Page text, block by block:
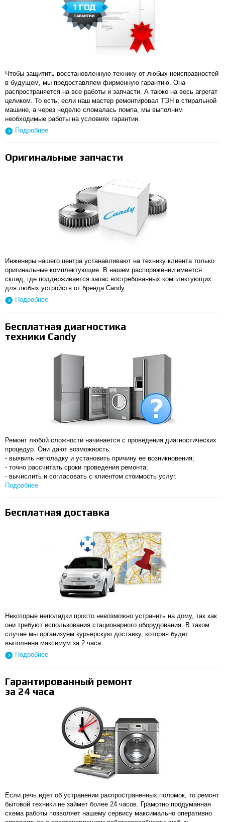
Чтобы защитить восстановленную технику от любых неисправностей
в будущем, мы предоставляем фирменную гарантию. Она
распространяется на все работы и запчасти. А также на весь агрегат
целиком. То есть, если наш мастер ремонтировал ТЭН в стиральной
машине, а через неделю сломалась помпа, мы выполним
необходимые работы на условиях гарантии.
Подробнее
Оригинальные запчасти
Инженеры нашего центра устанавливают на технику клиента только
оригинальные комплектующие. В нашем распоряжении имеется
склад, где поддерживается запас востребованных комплектующих
для любых устройств от бренда Candy.
Подробнее
Бесплатная диагностика
техники Candy
Ремонт любой сложности начинается с проведения диагностических
процедур. Они дают возможность:
- выявить неполадку и установить причину ее возникновения;
- точно рассчитать сроки проведения ремонта;
- вычислить и согласовать с клиентом стоимость услуг.
Подробнее
Бесплатная доставка
Некоторые неполадки просто невозможно устранить на дому, так как
они требуют использования стационарного оборудования. В таком
случае мы организуем курьерскую доставку, которая будет
выполнена максимум за 2 часа.
Подробнее
Гарантированный ремонт
за 24 часа
Если речь идет об устранении распространенных поломок, то ремонт
бытовой техники не займет более 24 часов. Грамотно продуманная
схема работы позволяет нашему сервису максимально оперативно